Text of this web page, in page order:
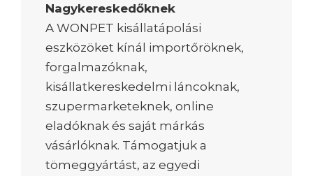
Nagykereskedőknek
A WONPET kisállatápolási
eszközöket kínál importőröknek,
forgalmazóknak,
kisállatkereskedelmi láncoknak,
szupermarketeknek, online
eladóknak és saját márkás
vásárlóknak. Támogatjuk a
tömeggyártást, az egyedi